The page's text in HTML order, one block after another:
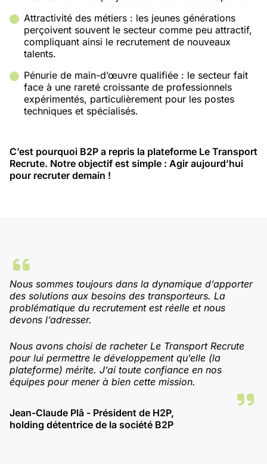
Attractivité des métiers : les jeunes générations
perçoivent souvent le secteur comme peu attractif,
compliquant ainsi le recrutement de nouveaux
talents.
Pénurie de main-d’œuvre qualifiée : le secteur fait
face à une rareté croissante de professionnels
expérimentés, particulièrement pour les postes
techniques et spécialisés.
C’est pourquoi B2P a repris la plateforme Le Transport
Recrute. Notre objectif est simple : Agir aujourd’hui
pour recruter demain !
Nous sommes toujours dans la dynamique d’apporter
des solutions aux besoins des transporteurs. La
problématique du recrutement est réelle et nous
devons l’adresser.
Nous avons choisi de racheter Le Transport Recrute
pour lui permettre le développement qu’elle (la
plateforme) mérite. J’ai toute confiance en nos
équipes pour mener à bien cette mission.
Jean-Claude Plâ - Président de H2P,
holding détentrice de la société B2P